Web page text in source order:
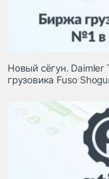
Новый сёгун.
грузовика Fuso